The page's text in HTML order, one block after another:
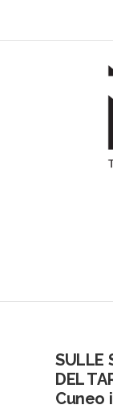
SULLE
DEL
Cuneo